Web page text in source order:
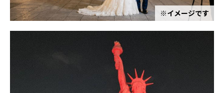
※イメージです